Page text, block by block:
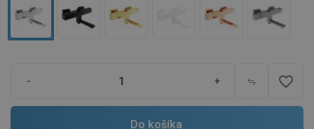
- + favorite_border
Do košíka